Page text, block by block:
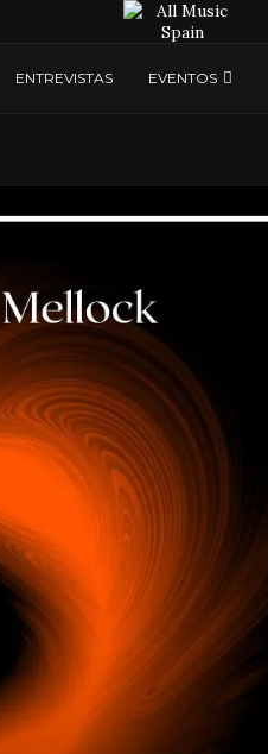
ENTREVISTAS EVENTOS